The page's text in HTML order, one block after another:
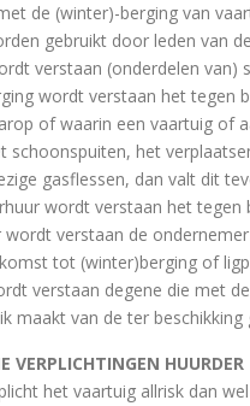
de (winter)-berging van
gebruikt door leden van
verstaan (onderdelen van)
wordt verstaan het tegen
of waarin een vaartuig of
schoonspuiten, het
gasflessen, dan valt dit
wordt verstaan het
wordt verstaan de
tot (winter)berging of
verstaan degene die met
maakt van de ter
HUURDER
het vaartuig allrisk dan